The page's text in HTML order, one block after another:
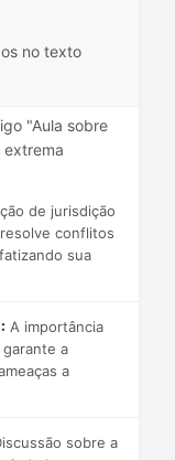
no texto
"Aula sobre
extrema
de jurisdição
conflitos
sua
A importância
garante a
a
sobre a